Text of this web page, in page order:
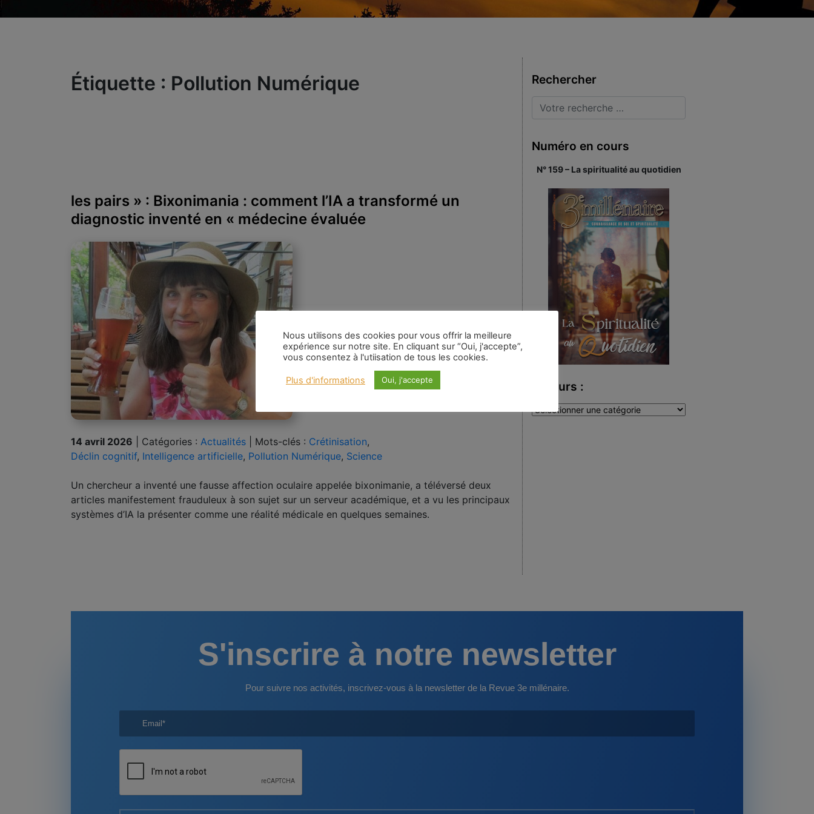
Étiquette : Pollution Numérique
les pairs » : Bixonimania : comment l’IA a transformé un
diagnostic inventé en « médecine évaluée
14 avril 2026 Catégories : Actualités Mots-clés : Crétinisation,
Déclin cognitif, Intelligence artificielle, Pollution Numérique, Science
Un chercheur a inventé une fausse affection oculaire appelée bixonimanie, a téléversé deux
articles manifestement frauduleux à son sujet sur un serveur académique, et a vu les principaux
systèmes d’IA la présenter comme une réalité médicale en quelques semaines.
Rechercher
Numéro en cours
N° 159 – La spiritualité au quotidien
Auteurs :
Auteurs
S'inscrire à notre newsletter
Pour suivre nos activités, inscrivez-vous à la newsletter de la Revue 3e millénaire.
Nous utilisons des cookies pour vous offrir la meilleure
expérience sur notre site. En cliquant sur “Oui, j'accepte”,
vous consentez à l'utiisation de tous les cookies.
Plus d'informations Oui, j'accepte